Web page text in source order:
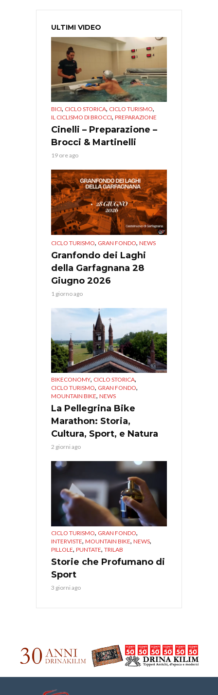
ULTIMI VIDEO
BICI, CICLO STORICA, CICLO TURISMO,
IL CICLISMO DI BROCCI, PREPARAZIONE
Cinelli – Preparazione –
Brocci & Martinelli
19 ore ago
CICLO TURISMO, GRAN FONDO, NEWS
Granfondo dei Laghi
della Garfagnana 28
Giugno 2026
1 giorno ago
BIKECONOMY, CICLO STORICA,
CICLO TURISMO, GRAN FONDO,
MOUNTAIN BIKE, NEWS
La Pellegrina Bike
Marathon: Storia,
Cultura, Sport, e Natura
2 giorni ago
CICLO TURISMO, GRAN FONDO,
INTERVISTE, MOUNTAIN BIKE, NEWS,
PILLOLE, PUNTATE, TRILAB
Storie che Profumano di
Sport
3 giorni ago